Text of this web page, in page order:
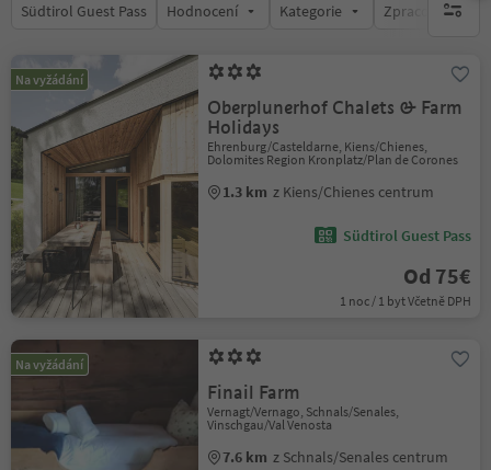
Südtirol Guest Pass Hodnocení Kategorie Zpracovává
1
Na vyžádání
Oberplunerhof Chalets & Farm
Holidays
Ehrenburg/Casteldarne, Kiens/Chienes,
Dolomites Region Kronplatz/Plan de Corones
1.3 km z Kiens/Chienes centrum
Südtirol Guest Pass
Od 75€
1 noc / 1 byt Včetně DPH
Na vyžádání
Finail Farm
Vernagt/Vernago, Schnals/Senales,
Vinschgau/Val Venosta
7.6 km z Schnals/Senales centrum